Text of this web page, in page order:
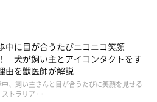
先生の動画はこちら！
中に目が合うたびニコニコ笑顔
犬が飼い主とアイコンタクトをす
由を獣医師が解説
中、飼い主さんと目が合うたびに笑顔を見せる
ストラリア …